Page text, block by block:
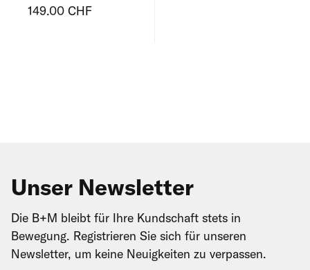
149.00 CHF
Unser Newsletter
Die B+M bleibt für Ihre Kundschaft stets in
Bewegung. Registrieren Sie sich für unseren
Newsletter, um keine Neuigkeiten zu verpassen.